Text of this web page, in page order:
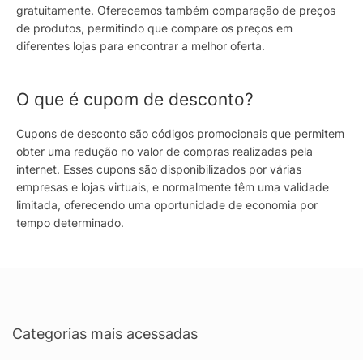
gratuitamente. Oferecemos também comparação de preços
de produtos, permitindo que compare os preços em
diferentes lojas para encontrar a melhor oferta.
O que é cupom de desconto?
Cupons de desconto são códigos promocionais que permitem
obter uma redução no valor de compras realizadas pela
internet. Esses cupons são disponibilizados por várias
empresas e lojas virtuais, e normalmente têm uma validade
limitada, oferecendo uma oportunidade de economia por
tempo determinado.
Categorias mais acessadas